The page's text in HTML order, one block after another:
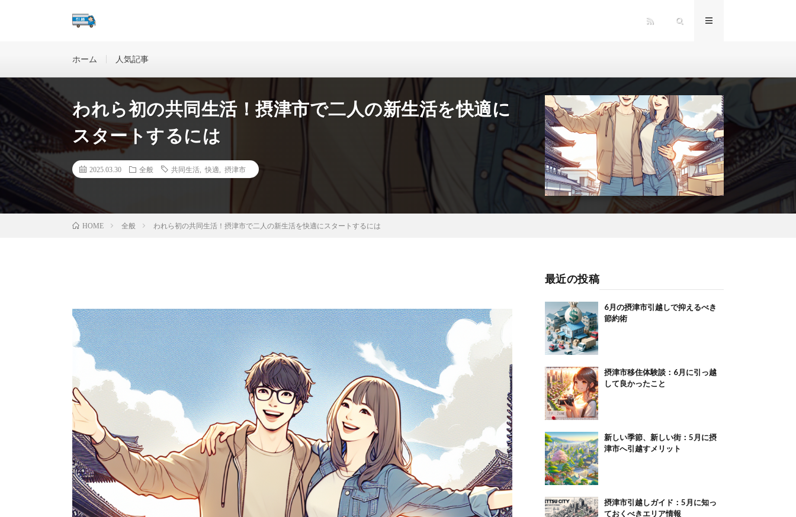
ホーム 人気記事
われら初の共同生活！摂津市で二人の新生活を快適に
スタートするには
2025.03.30 全般 共同生活 快適 摂津市
HOME 全般 われら初の共同生活！摂津市で二人の新生活を快適にスタートするには
最近の投稿
6月の摂津市引越しで抑えるべき
節約術
摂津市移住体験談：6月に引っ越
して良かったこと
新しい季節、新しい街：5月に摂
津市へ引越すメリット
摂津市引越しガイド：5月に知っ
ておくべきエリア情報